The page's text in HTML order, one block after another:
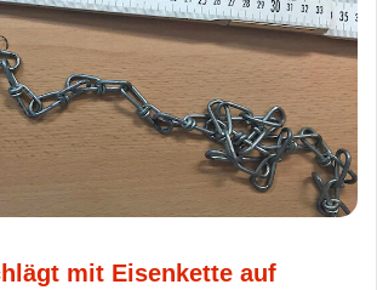
mit Eisenkette auf